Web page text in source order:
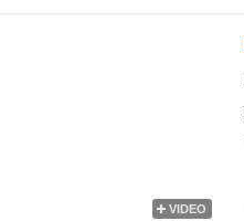
VIDEO